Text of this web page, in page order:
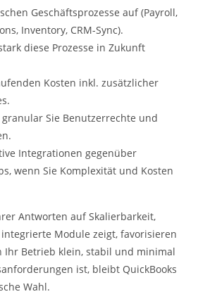
Geschäftsprozesse auf (Payroll,
Inventory, CRM-Sync).
diese Prozesse in Zukunft
Kosten inkl. zusätzlicher
Sie Benutzerrechte und
Integrationen gegenüber
wenn Sie Komplexität und Kosten
Antworten auf Skalierbarkeit,
Module zeigt, favorisieren
Ihr Betrieb klein, stabil und minimal
ist, bleibt QuickBooks
Wahl.